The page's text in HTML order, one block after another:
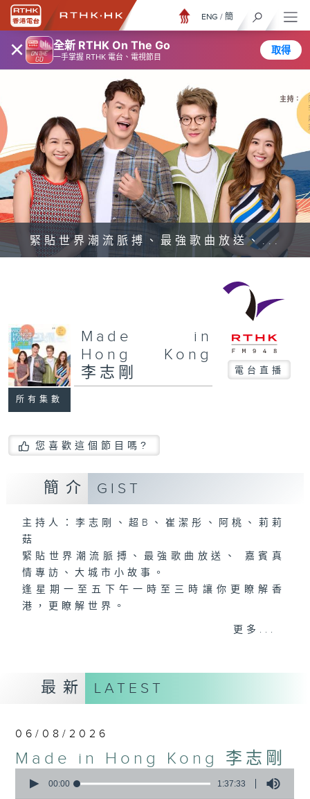
× 全新 RTHK On The Go
一手掌握 RTHK 電台、電視節目
取得
ENG / 簡
緊貼世界潮流脈搏、最強歌曲放送、...
所有集數
Made in
Hong Kong
李志剛
電台直播
您喜歡這個節目嗎?
簡介 GIST
主持人：李志剛、超B、崔潔彤、阿桃、莉莉
菇
緊貼世界潮流脈搏、最強歌曲放送、 嘉賓真
情專訪、大城市小故事。
逢星期一至五下午一時至三時讓你更瞭解香
港，更瞭解世界。
------------------------------------------
----------------------------------
更多...
最新 LATEST
06/08/2026
Made in Hong Kong 李志剛
seconds
00:00 1:37:33